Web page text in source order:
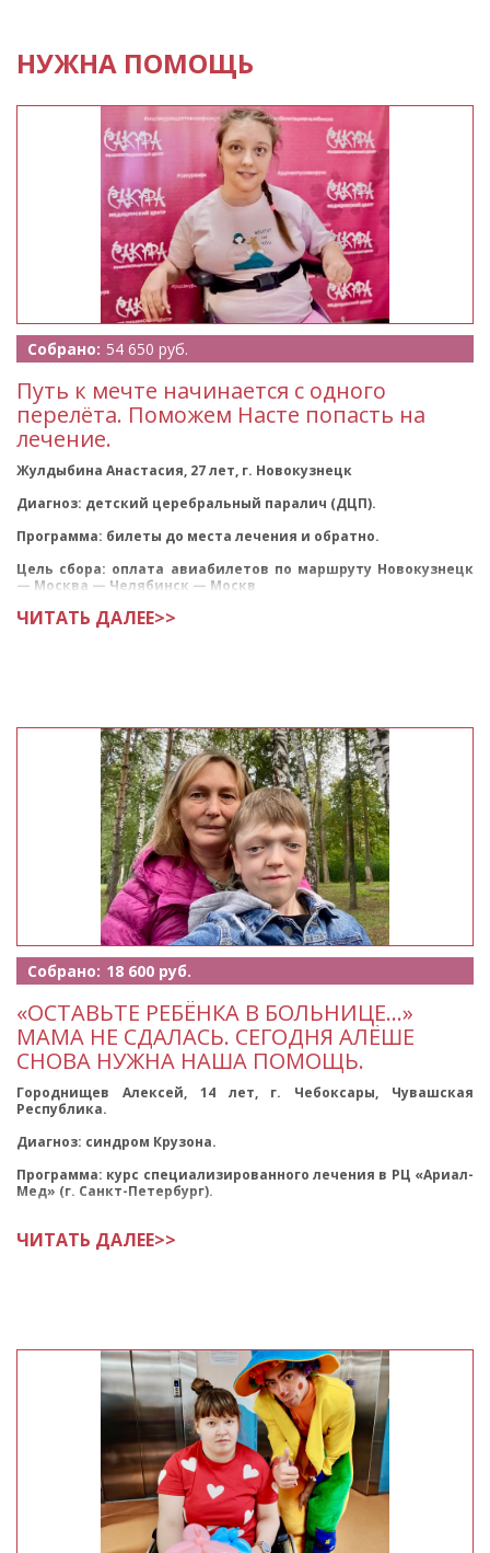
НУЖНА ПОМОЩЬ
Собрано: 54 650 руб.
Путь к мечте начинается с одного
перелёта. Поможем Насте попасть на
лечение.
Жулдыбина Анастасия, 27 лет, г. Новокузнецк
Диагноз: детский церебральный паралич (ДЦП).
Программа: билеты до места лечения и обратно.
Цель сбора: оплата авиабилетов по маршруту Новокузнецк
— Москва — Челябинск — Москв
ЧИТАТЬ ДАЛЕЕ>>
Собрано: 18 600 руб.
«ОСТАВЬТЕ РЕБЁНКА В БОЛЬНИЦЕ…»
МАМА НЕ СДАЛАСЬ. СЕГОДНЯ АЛЁШЕ
СНОВА НУЖНА НАША ПОМОЩЬ.
Городнищев Алексей, 14 лет, г. Чебоксары, Чувашская
Республика.
Диагноз: синдром Крузона.
Программа: курс специализированного лечения в РЦ «Ариал-
Мед» (г. Санкт-Петербург).
Чебо
ЧИТАТЬ ДАЛЕЕ>>